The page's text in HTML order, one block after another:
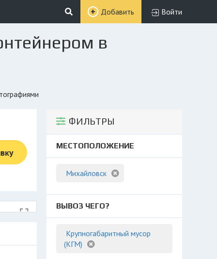
Добавить Войти
в
ФИЛЬТРЫ
МЕСТОПОЛОЖЕНИЕ
Михайловск
ВЫВОЗ ЧЕГО?
Крупногабаритный мусор
(КГМ)